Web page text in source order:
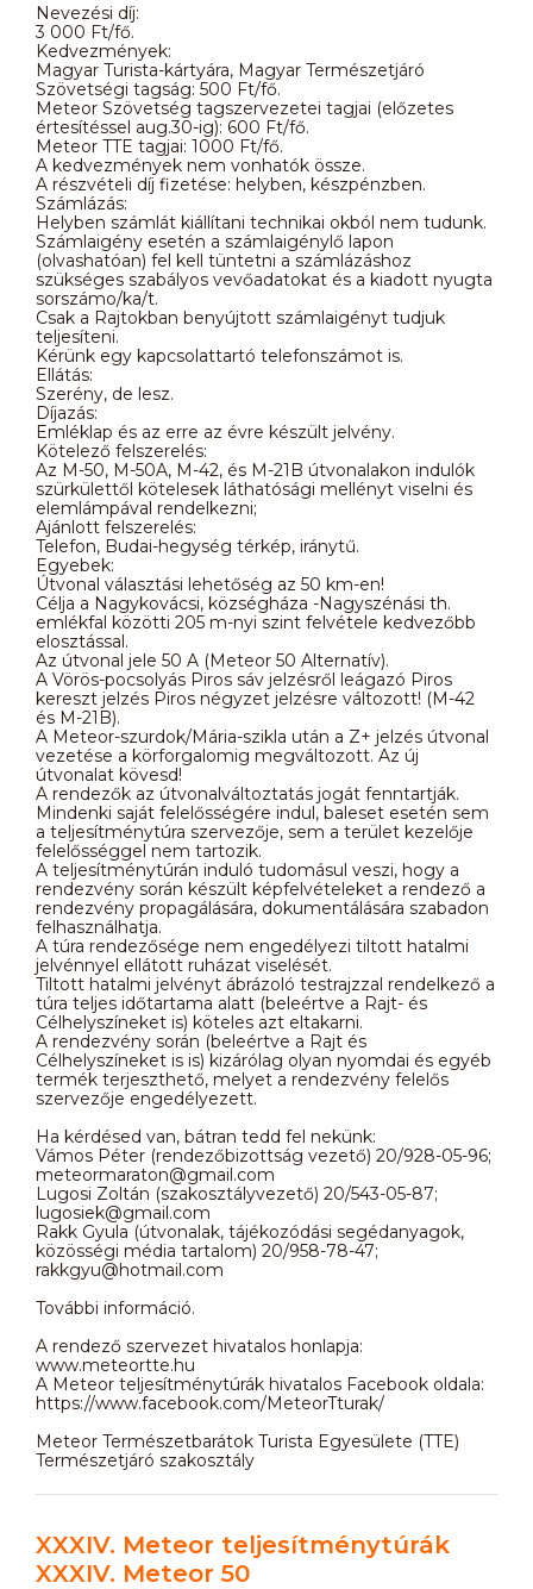
Nevezési díj:
3 000 Ft/fő.
Kedvezmények:
Magyar Turista-kártyára, Magyar Természetjáró
Szövetségi tagság: 500 Ft/fő.
Meteor Szövetség tagszervezetei tagjai (előzetes
értesítéssel aug.30-ig): 600 Ft/fő.
Meteor TTE tagjai: 1000 Ft/fő.
A kedvezmények nem vonhatók össze.
A részvételi díj fizetése: helyben, készpénzben.
Számlázás:
Helyben számlát kiállítani technikai okból nem tudunk.
Számlaigény esetén a számlaigénylő lapon
(olvashatóan) fel kell tüntetni a számlázáshoz
szükséges szabályos vevőadatokat és a kiadott nyugta
sorszámo/ka/t.
Csak a Rajtokban benyújtott számlaigényt tudjuk
teljesíteni.
Kérünk egy kapcsolattartó telefonszámot is.
Ellátás:
Szerény, de lesz.
Díjazás:
Emléklap és az erre az évre készült jelvény.
Kötelező felszerelés:
Az M-50, M-50A, M-42, és M-21B útvonalakon indulók
szürkülettől kötelesek láthatósági mellényt viselni és
elemlámpával rendelkezni;
Ajánlott felszerelés:
Telefon, Budai-hegység térkép, iránytű.
Egyebek:
Útvonal választási lehetőség az 50 km-en!
Célja a Nagykovácsi, községháza -Nagyszénási th.
emlékfal közötti 205 m-nyi szint felvétele kedvezőbb
elosztással.
Az útvonal jele 50 A (Meteor 50 Alternatív).
A Vörös-pocsolyás Piros sáv jelzésről leágazó Piros
kereszt jelzés Piros négyzet jelzésre változott! (M-42
és M-21B).
A Meteor-szurdok/Mária-szikla után a Z+ jelzés útvonal
vezetése a körforgalomig megváltozott. Az új
útvonalat kövesd!
A rendezők az útvonalváltoztatás jogát fenntartják.
Mindenki saját felelősségére indul, baleset esetén sem
a teljesítménytúra szervezője, sem a terület kezelője
felelősséggel nem tartozik.
A teljesítménytúrán induló tudomásul veszi, hogy a
rendezvény során készült képfelvételeket a rendező a
rendezvény propagálására, dokumentálására szabadon
felhasználhatja.
A túra rendezősége nem engedélyezi tiltott hatalmi
jelvénnyel ellátott ruházat viselését.
Tiltott hatalmi jelvényt ábrázoló testrajzzal rendelkező a
túra teljes időtartama alatt (beleértve a Rajt- és
Célhelyszíneket is) köteles azt eltakarni.
A rendezvény során (beleértve a Rajt és
Célhelyszíneket is is) kizárólag olyan nyomdai és egyéb
termék terjeszthető, melyet a rendezvény felelős
szervezője engedélyezett.
Ha kérdésed van, bátran tedd fel nekünk:
Vámos Péter (rendezőbizottság vezető) 20/928-05-96;
meteormaraton@gmail.com
Lugosi Zoltán (szakosztályvezető) 20/543-05-87;
lugosiek@gmail.com
Rakk Gyula (útvonalak, tájékozódási segédanyagok,
közösségi média tartalom) 20/958-78-47;
rakkgyu@hotmail.com
További információ.
A rendező szervezet hivatalos honlapja:
www.meteortte.hu
A Meteor teljesítménytúrák hivatalos Facebook oldala:
https://www.facebook.com/MeteorTturak/
Meteor Természetbarátok Turista Egyesülete (TTE)
Természetjáró szakosztály
XXXIV. Meteor teljesítménytúrák
XXXIV. Meteor 50